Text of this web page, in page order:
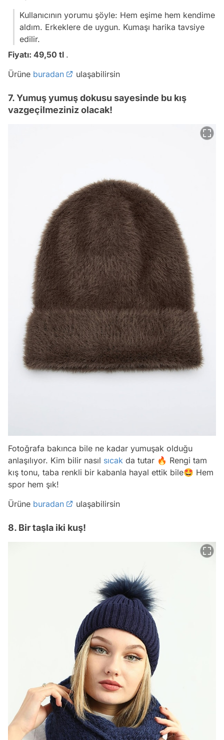
Kullanıcının yorumu şöyle: Hem eşime hem kendime
aldım. Erkeklere de uygun. Kumaşı harika tavsiye
edilir.
Fiyatı: 49,50 tl .
Ürüne buradan ulaşabilirsin
7. Yumuş yumuş dokusu sayesinde bu kış
vazgeçilmeziniz olacak!
Fotoğrafa bakınca bile ne kadar yumuşak olduğu
anlaşılıyor. Kim bilir nasıl sıcak da tutar 🔥 Rengi tam
kış tonu, taba renkli bir kabanla hayal ettik bile🤩 Hem
spor hem şık!
Ürüne buradan ulaşabilirsin
8. Bir taşla iki kuş!